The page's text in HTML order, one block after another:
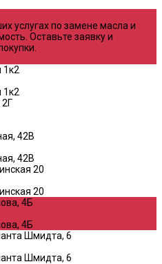
услугах по замене масла и
Оставьте заявку и
1к2
1к2
42В
42В
20
20
4Б
4Б
Шмидта, 6
Шмидта, 6